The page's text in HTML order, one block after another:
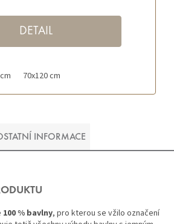
DETAIL
70x120 cm
INFORMACE
100 % bavlny, pro kterou se vžilo označení